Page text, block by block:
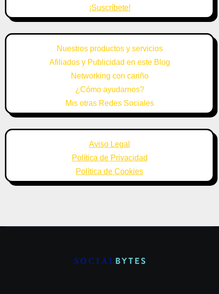
¡Suscríbete!
Nuestros productos y servicios
Afiliados y Publicidad en este Blog
Networking con cariño
¿Cómo ayudarnos?
Mis otras Redes Sociales
Aviso Legal
Política de Privacidad
Política de Cookies